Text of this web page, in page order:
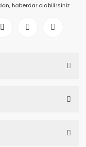
haberdar olabilirsiniz.